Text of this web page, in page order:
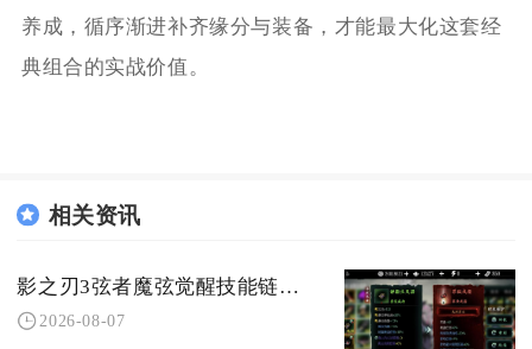
养成，循序渐进补齐缘分与装备，才能最大化这套经
典组合的实战价值。
相关资讯
影之刃3弦者魔弦觉醒技能链的效果如何
2026-08-07